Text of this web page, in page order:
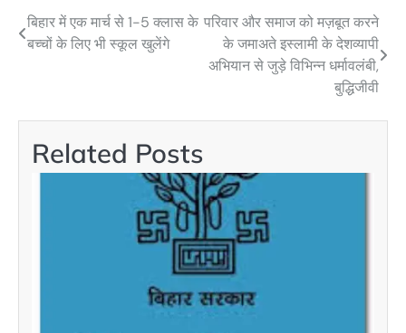
Post
navigation
बिहार में एक मार्च से 1-5 क्लास के
बच्चों के लिए भी स्कूल खुलेंगे
परिवार और समाज को मज़बूत करने
के जमाअते इस्लामी के देशव्यापी
अभियान से जुड़े विभिन्न धर्मावलंबी,
बुद्धिजीवी
Related Posts